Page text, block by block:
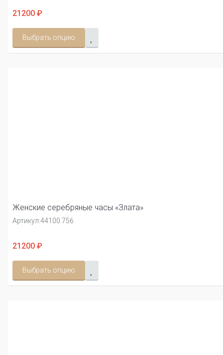
21200 ₽
Выбрать опцию
Женские серебряные часы «Злата»
Артикул:44100.756
21200 ₽
Выбрать опцию